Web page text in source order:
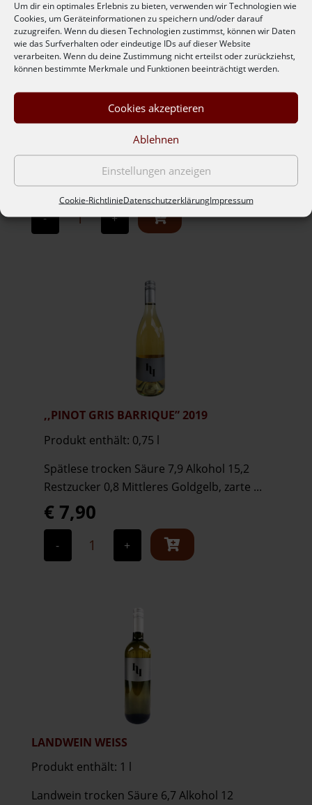
Um dir ein optimales Erlebnis zu bieten, verwenden wir Technologien wie
Cookies, um Geräteinformationen zu speichern und/oder darauf
zuzugreifen. Wenn du diesen Technologien zustimmst, können wir Daten
wie das Surfverhalten oder eindeutige IDs auf dieser Website
verarbeiten. Wenn du deine Zustimmung nicht erteilst oder zurückziehst,
können bestimmte Merkmale und Funktionen beeinträchtigt werden.
Cookies akzeptieren
Ablehnen
Einstellungen anzeigen
Cookie-RichtlinieDatenschutzerklärungImpressum
,,PINOT GRIS BARRIQUE” 2020
Produkt enthält: 0,75l
Qualitätswein trocken Säure 5,9 Alkohol 13,8
Restzucker 1,0 Helles Gelbgrün. ...
€7,90
-
,,Pinot
Barrique" +
,,PINOT GRIS BARRIQUE” 2019
Produkt enthält: 0,75 l
Spätlese trocken Säure 7,9 Alkohol 15,2
Restzucker 0,8 Mittleres Goldgelb, zarte ...
€7,90
- Gris
Barrique" +
LANDWEIN WEISS
Produkt enthält: 1 l
Landwein trocken Säure 6,7 Alkohol 12